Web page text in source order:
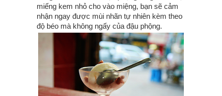
miếng kem nhỏ cho vào miệng, bạn sẽ cảm
nhận ngay được mùi nhãn tự nhiên kèm theo
độ béo mà không ngấy của đậu phộng.